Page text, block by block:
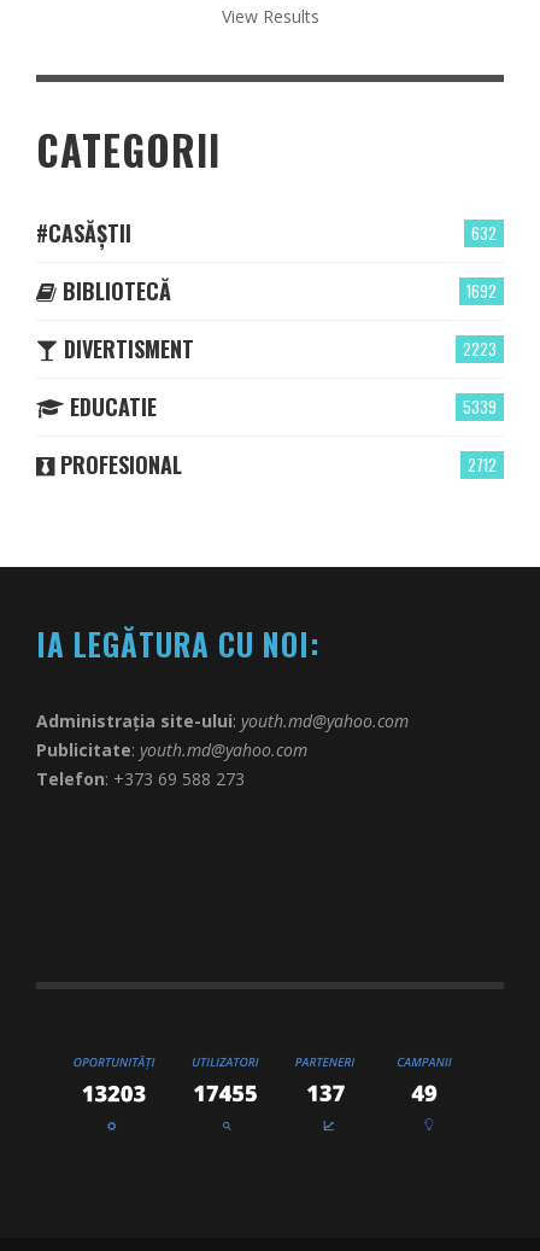
View Results
CATEGORII
632
#CASĂȘTII
1692
BIBLIOTECĂ
2223
DIVERTISMENT
5339
EDUCATIE
2712
PROFESIONAL
IA LEGĂTURA CU NOI:
Administrația site-ului: youth.md@yahoo.com
Publicitate: youth.md@yahoo.com
Telefon: +373 69 588 273